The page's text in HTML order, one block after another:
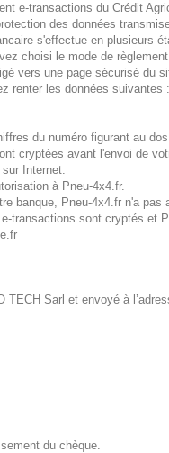
e-transactions du Crédit
des données
s'effectue en plusieurs
choisi le mode de
vers une page sécurisé du
renter les données suivantes :
du numéro figurant au
cryptées avant l'envoi de
Internet.
à Pneu-4x4.fr.
banque, Pneu-4x4.fr n'a
transactions sont cryptés et
TECH Sarl et envoyé à
du chèque.